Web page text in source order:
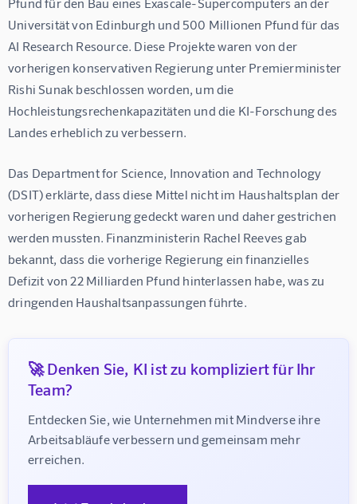
Universität von Edinburgh und 500 Millionen Pfund für das
AI Research Resource. Diese Projekte waren von der
vorherigen konservativen Regierung unter Premierminister
Rishi Sunak beschlossen worden, um die
Hochleistungsrechenkapazitäten und die KI-Forschung des
Landes erheblich zu verbessern.
Das Department for Science, Innovation and Technology
(DSIT) erklärte, dass diese Mittel nicht im Haushaltsplan der
vorherigen Regierung gedeckt waren und daher gestrichen
werden mussten. Finanzministerin Rachel Reeves gab
bekannt, dass die vorherige Regierung ein finanzielles
Defizit von 22 Milliarden Pfund hinterlassen habe, was zu
dringenden Haushaltsanpassungen führte.
🚀 Denken Sie, KI ist zu kompliziert für Ihr
Team?
Entdecken Sie, wie Unternehmen mit Mindverse ihre
Arbeitsabläufe verbessern und gemeinsam mehr
erreichen.